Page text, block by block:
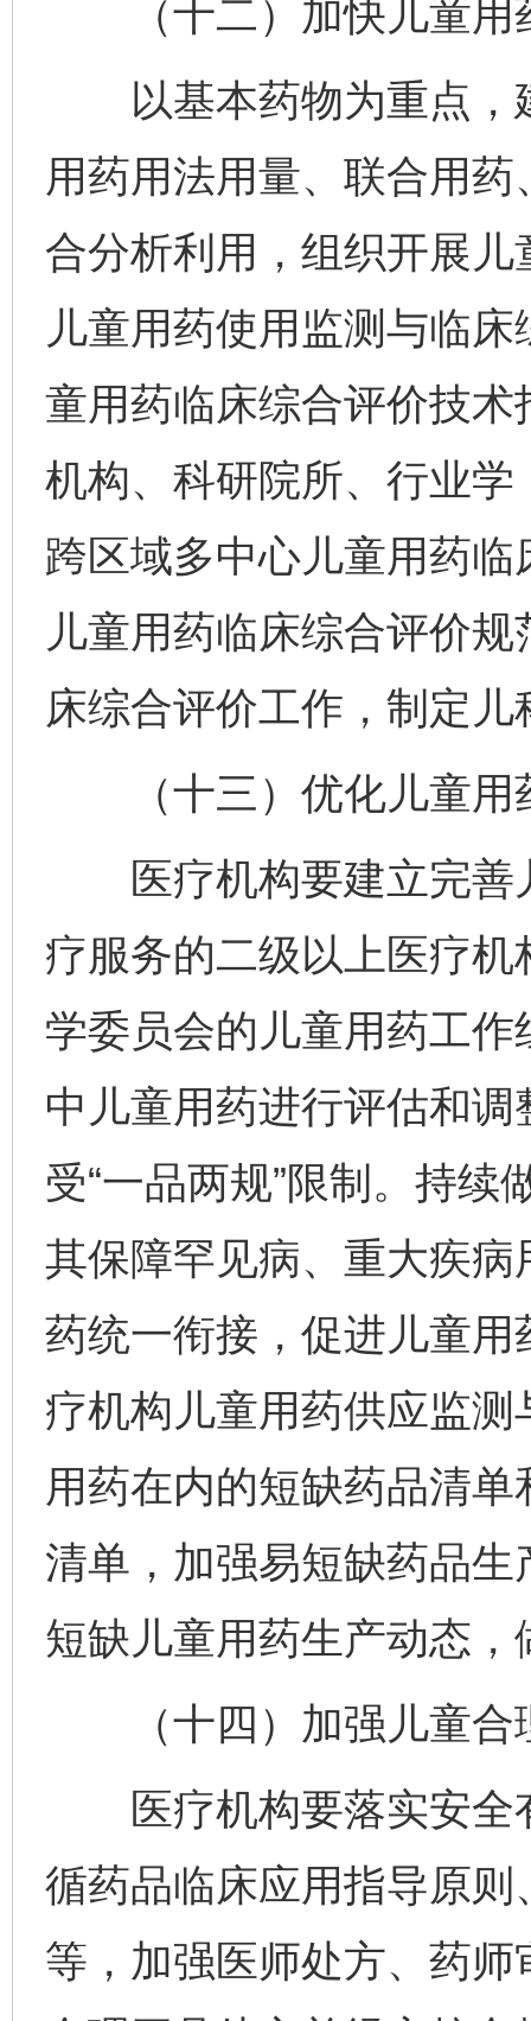
（十二）加快儿童用
以基本药物为重点，
用药用法用量、联合用
合分析利用，组织开展
儿童用药使用监测与临
童用药临床综合评价技
机构、科研院所、行业
跨区域多中心儿童用药
儿童用药临床综合评价
床综合评价工作，制定
（十三）优化儿童用
医疗机构要建立完善
疗服务的二级以上医疗
学委员会的儿童用药工
中儿童用药进行评估和
受“一品两规”限制。持
其保障罕见病、重大疾
药统一衔接，促进儿童
疗机构儿童用药供应监
用药在内的短缺药品清
清单，加强易短缺药品
短缺儿童用药生产动态，
（十四）加强儿童合
医疗机构要落实安全
循药品临床应用指导原
等，加强医师处方、药